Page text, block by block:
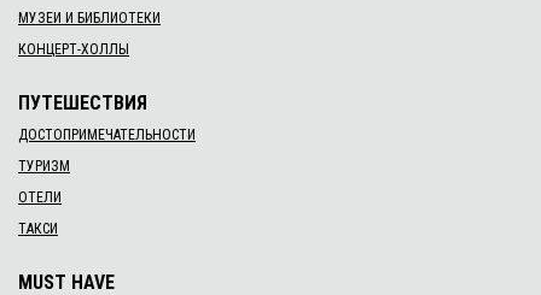
МУЗЕИ И БИБЛИОТЕКИ
КОНЦЕРТ-ХОЛЛЫ
ПУТЕШЕСТВИЯ
ДОСТОПРИМЕЧАТЕЛЬНОСТИ
ТУРИЗМ
ОТЕЛИ
ТАКСИ
MUST HAVE